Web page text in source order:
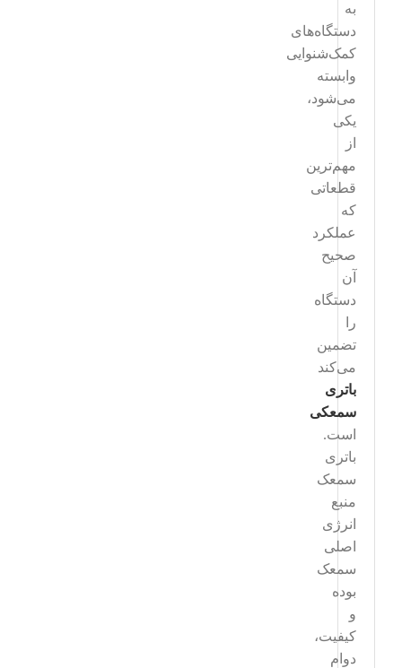
به
دستگاه‌های
کمک‌شنوایی
وابسته
می‌شود،
یکی
از
مهم‌ترین
قطعاتی
که
عملکرد
صحیح
آن
دستگاه
را
تضمین
می‌کند
باتری
سمعکی
است.
باتری
سمعک
منبع
انرژی
اصلی
سمعک
بوده
و
کیفیت،
دوام